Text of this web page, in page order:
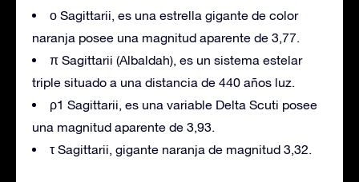
ο Sagittarii, es una estrella gigante de color
naranja posee una magnitud aparente de 3,77.
π Sagittarii (Albaldah), es un sistema estelar
triple situado a una distancia de 440 años luz.
ρ1 Sagittarii, es una variable Delta Scuti posee
una magnitud aparente de 3,93.
τ Sagittarii, gigante naranja de magnitud 3,32.